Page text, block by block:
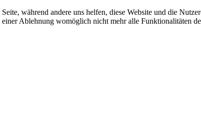
während andere uns helfen, diese Website und die
Ablehnung womöglich nicht mehr alle Funktionalitäten